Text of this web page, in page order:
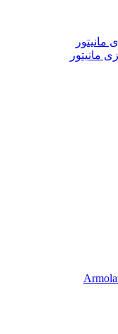
مانیتور
مانیتور